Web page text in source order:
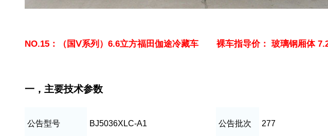
NO.15 ：（国Ⅴ系列）6.6立方福田伽途冷藏车 裸车指导价： 玻璃钢厢体
一，主要技术参数
公告型号 BJ5036XLC-A1 公告批次 277